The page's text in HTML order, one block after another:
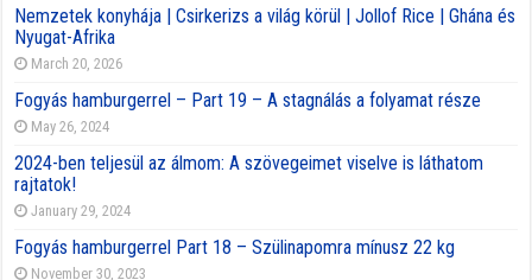
Nemzetek konyhája | Csirkerizs a világ körül | Jollof Rice | Ghána és
Nyugat-Afrika
March 20, 2026
Fogyás hamburgerrel – Part 19 – A stagnálás a folyamat része
May 26, 2024
2024-ben teljesül az álmom: A szövegeimet viselve is láthatom
rajtatok!
January 29, 2024
Fogyás hamburgerrel Part 18 – Szülinapomra mínusz 22 kg
November 30, 2023